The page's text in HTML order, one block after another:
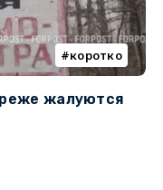
коротко
жалуются